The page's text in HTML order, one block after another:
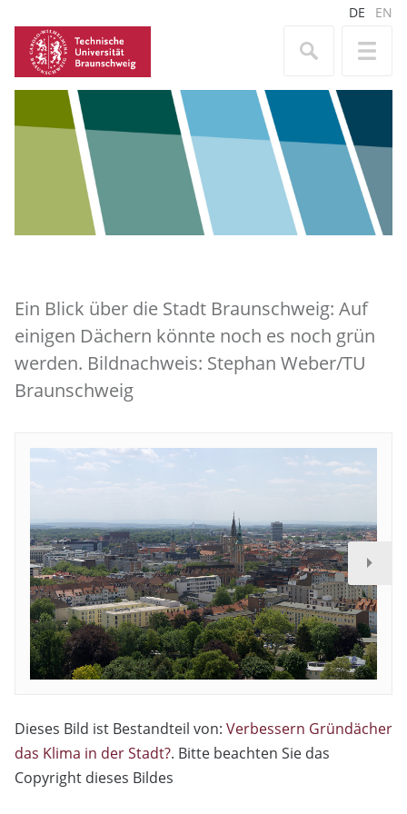
DE EN
Ein Blick über die Stadt Braunschweig: Auf
einigen Dächern könnte noch es noch grün
werden. Bildnachweis: Stephan Weber/TU
Braunschweig
Dieses Bild ist Bestandteil von: Verbessern Gründächer
das Klima in der Stadt?. Bitte beachten Sie das
Copyright dieses Bildes